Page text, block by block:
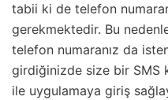
tabii ki de telefon
gerekmektedir. Bu
telefon numaranız da
girdiğinizde size bir SMS
ile uygulamaya giriş